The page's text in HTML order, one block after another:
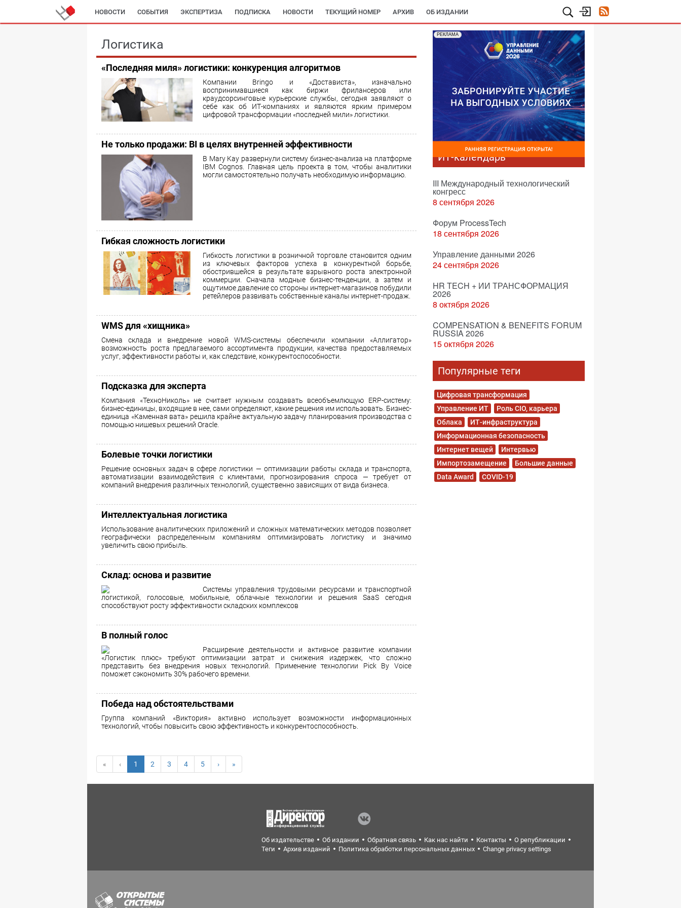
НОВОСТИ СОБЫТИЯ ЭКСПЕРТИЗА ПОДПИСКА НОВОСТИ ТЕКУЩИЙ НОМЕР АРХИВ ОБ ИЗДАНИИ
Логистика
«Последняя миля» логистики: конкуренция алгоритмов
Компании Bringo и «Достависта», изначально
воспринимавшиеся как биржи фрилансеров или
краудсорсинговые курьерские службы, сегодня заявляют о
себе как об ИТ-компаниях и являются ярким примером
цифровой трансформации «последней мили» логистики.
Не только продажи: BI в целях внутренней эффективности
В Mary Kay развернули систему бизнес-анализа на платформе
IBM Cognos. Главная цель проекта в том, чтобы аналитики
могли самостоятельно получать необходимую информацию.
Гибкая сложность логистики
Гибкость логистики в розничной торговле становится одним
из ключевых факторов успеха в конкурентной борьбе,
обострившейся в результате взрывного роста электронной
коммерции. Сначала модные бизнес-тенденции, а затем и
ощутимое давление со стороны интернет-магазинов побудили
ретейлеров развивать собственные каналы интернет-продаж.
WMS для «хищника»
Смена склада и внедрение новой WMS-системы обеспечили компании «Аллигатор»
возможность роста предлагаемого ассортимента продукции, качества предоставляемых
услуг, эффективности работы и, как следствие, конкурентоспособности.
Подсказка для эксперта
Компания «ТехноНиколь» не считает нужным создавать всеобъемлющую ERP-систему:
бизнес-единицы, входящие в нее, сами определяют, какие решения им использовать. Бизнес-
единица «Каменная вата» решила крайне актуальную задачу планирования производства с
помощью нишевых решений Oracle.
Болевые точки логистики
Решение основных задач в сфере логистики — оптимизации работы склада и транспорта,
автоматизации взаимодействия с клиентами, прогнозирования спроса — требует от
компаний внедрения различных технологий, существенно зависящих от вида бизнеса.
Интеллектуальная логистика
Использование аналитических приложений и сложных математических методов позволяет
географически распределенным компаниям оптимизировать логистику и значимо
увеличить свою прибыль.
Склад: основа и развитие
Системы управления трудовыми ресурсами и транспортной
логистикой, голосовые, мобильные, облачные технологии и решения SaaS сегодня
способствуют росту эффективности складских комплексов
В полный голос
Расширение деятельности и активное развитие компании
«Логистик плюс» требуют оптимизации затрат и снижения издержек, что сложно
представить без внедрения новых технологий. Применение технологии Pick By Voice
поможет сэкономить 30% рабочего времени.
Победа над обстоятельствами
Группа компаний «Виктория» активно использует возможности информационных
технологий, чтобы повысить свою эффективность и конкурентоспособность.
« ‹ 1 2 3 4 5 › »
РЕКЛАМА
ИТ-календарь
III Международный технологический
конгресс
8 сентября 2026
Форум ProcessTech
18 сентября 2026
Управление данными 2026
24 сентября 2026
HR TECH + ИИ ТРАНСФОРМАЦИЯ
2026
8 октября 2026
COMPENSATION & BENEFITS FORUM
RUSSIA 2026
15 октября 2026
Популярные теги
Цифровая трансформация
Управление ИТ
Роль CIO, карьера
Облака
ИТ-инфраструктура
Информационная безопасность
Интернет вещей
Интервью
Импортозамещение
Большие данные
Data Award
COVID-19
Об издательстве Об издании Обратная связь Как нас найти Контакты
О републикации
Теги
Архив изданий Политика обработки персональных данных Change privacy settings